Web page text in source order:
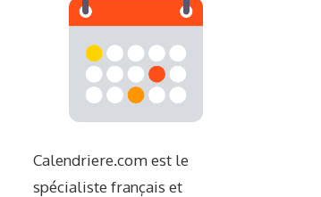
Calendriere.com est le
spécialiste français et